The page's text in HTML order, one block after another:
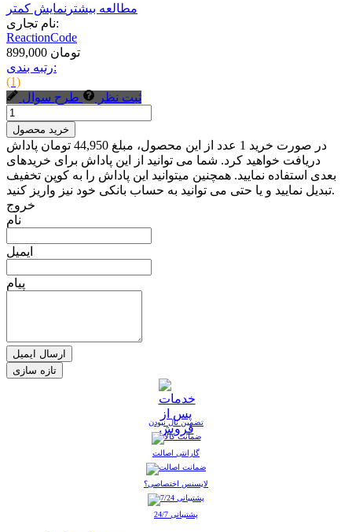
مطالعه بیشتر نمایش کمتر
نام تجاری:
ReactionCode
899,000 تومان
رتبه بندی:
(1)
ثبت نظر
طرح سوال
خرید محصول
در صورت خرید 1 عدد از این محصول، مبلغ 44,950 تومان پاداش
دریافت خواهید کرد. شما می توانید از این پاداش برای خریدهای
بعدی استفاده نمایید. همچنین میتوانید این پاداش را به کوپن تخفیف
تبدیل نمایید و یا حتی می توانید به حساب بانکی خود نیز واریز کنید.
خروج
نام
ایمیل
پیام
ارسال ایمیل
تضمین نال نبودن
گارانتی اصالت
لایسنس اختصاصی؟
پشتیبانی 24/7